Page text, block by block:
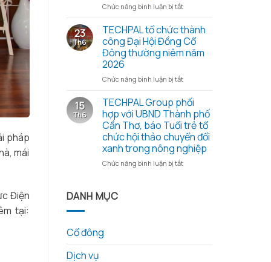
pháp
mái
Điện
tại:
hạt
nghĩa
tình
thường
2026
và
các
kèm
Chức năng bình luận bị tắtở
công
tác
Sở
Khoa
và
nghệ
tỉnh
Đồng
Tháp
làm
việc
23
Th6
TECHPAL tổ chức thành
công Đại Hội Đồng Cổ
Đông thường niêm năm
2026
Chức năng bình luận bị tắtở
tổ
chức
thành
công
Đại
Hội
Đồng
15
Th6
TECHPAL Group phối
hợp với UBND Thành phố
Cần Thơ, báo Tuổi trẻ tổ
chức hội thảo chuyển đổi
xanh trong nông nghiệp
Chức năng bình luận bị tắtở
DANH MỤC
Cổ đông
Dịch vụ